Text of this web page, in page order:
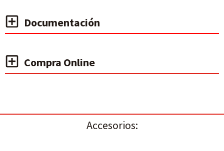
Documentación
Compra Online
Accesorios: